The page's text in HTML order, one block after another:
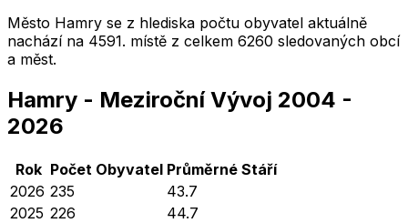
Město Hamry se z hlediska počtu obyvatel aktuálně
nachází na 4591. místě z celkem 6260 sledovaných obcí
a měst.
Hamry - Meziroční Vývoj 2004 -
2026
Rok Počet Obyvatel Průměrné Stáří
2026 235
43.7
2025 226
44.7